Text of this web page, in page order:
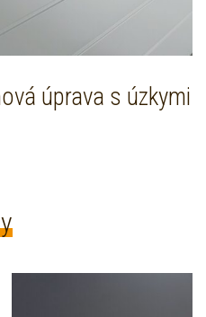
úprava s úzkymi